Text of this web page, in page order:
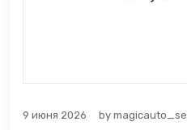
9 июня 2026 by magicauto_se